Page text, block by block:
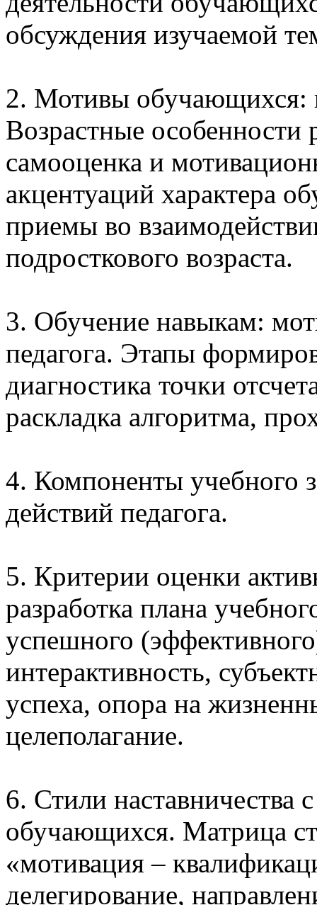
обсуждения изучаемой
2. Мотивы обучающихся:
Возрастные особенности
самооценка и
акцентуаций характера
приемы во
подросткового возраста.
3. Обучение навыкам:
педагога. Этапы
диагностика точки
раскладка алгоритма,
4. Компоненты учебного
действий педагога.
5. Критерии оценки
разработка плана
успешного
интерактивность,
успеха, опора на
целеполагание.
6. Стили наставничества
обучающихся. Матрица
«мотивация –
делегирование,